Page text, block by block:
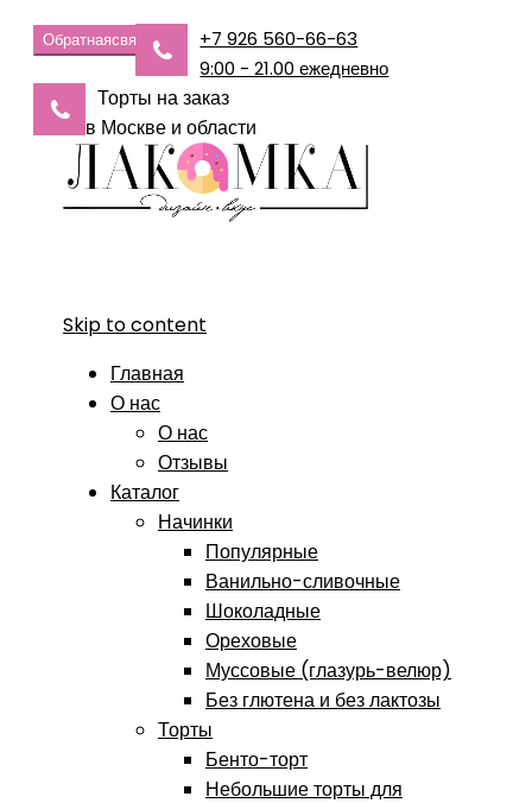
Обратнаясвязь
+7 926 560-66-63
9:00 - 21.00 ежедневно
Торты на заказ
в Москве и области
Skip to content
Главная
О нас
О нас
Отзывы
Каталог
Начинки
Популярные
Ванильно-сливочные
Шоколадные
Ореховые
Муссовые (глазурь-велюр)
Без глютена и без лактозы
Торты
Бенто-торт
Небольшие торты для